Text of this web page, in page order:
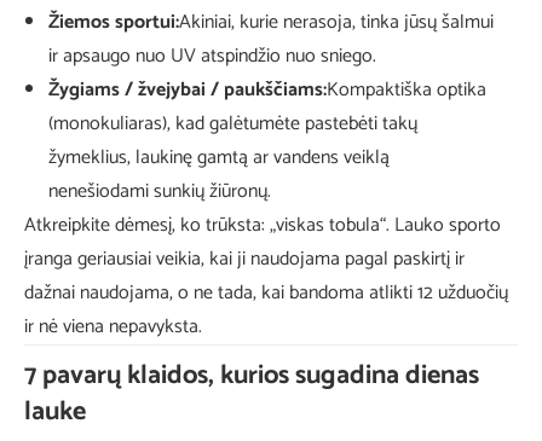
Žiemos sportui:Akiniai, kurie nerasoja, tinka jūsų šalmui
ir apsaugo nuo UV atspindžio nuo sniego.
Žygiams / žvejybai / paukščiams:Kompaktiška optika
(monokuliaras), kad galėtumėte pastebėti takų
žymeklius, laukinę gamtą ar vandens veiklą
nenešiodami sunkių žiūronų.
Atkreipkite dėmesį, ko trūksta: „viskas tobula“. Lauko sporto
įranga geriausiai veikia, kai ji naudojama pagal paskirtį ir
dažnai naudojama, o ne tada, kai bandoma atlikti 12 užduočių
ir nė viena nepavyksta.
7 pavarų klaidos, kurios sugadina dienas
lauke